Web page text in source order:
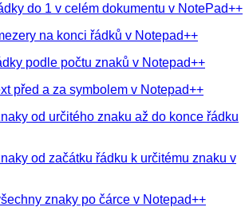
do 1 v celém dokumentu v NotePad++
na konci řádků v Notepad++
podle počtu znaků v Notepad++
před a za symbolem v Notepad++
od určitého znaku až do konce řádku
od začátku řádku k určitému znaku v
znaky po čárce v Notepad++